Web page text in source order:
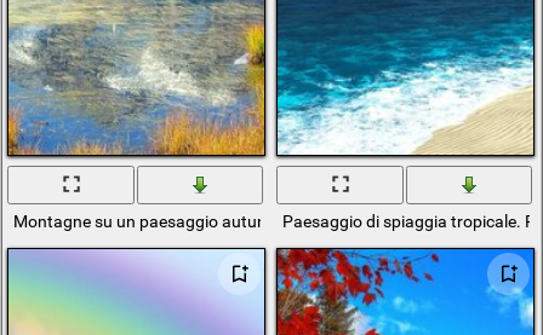
Montagne su un paesaggio autunnale con piniPaesaggio di spiaggia tropicale.